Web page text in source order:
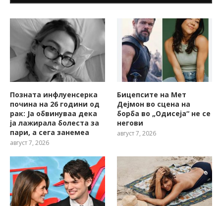
Позната инфлуенсерка
почина на 26 години од
рак: Ја обвинуваа дека
ја лажирала болеста за
пари, а сега занемеа
август 7, 2026
Бицепсите на Мет
Дејмон во сцена на
борба во „Одисеја“ не се
негови
август 7, 2026